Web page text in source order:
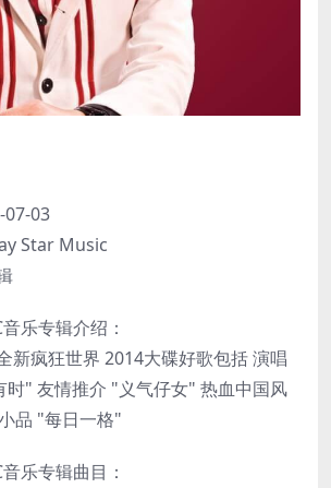
07-03
Star Music
乐专辑介绍：
新疯狂世界 2014大碟好歌包括 演唱
时" 友情推介 "义气仔女" 热血中国风
品 "每日一格"
乐专辑曲目：